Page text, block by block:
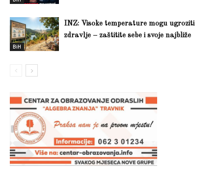
BiH
INZ: Visoke temperature mogu ugroziti
zdravlje – zaštitite sebe i svoje najbliže